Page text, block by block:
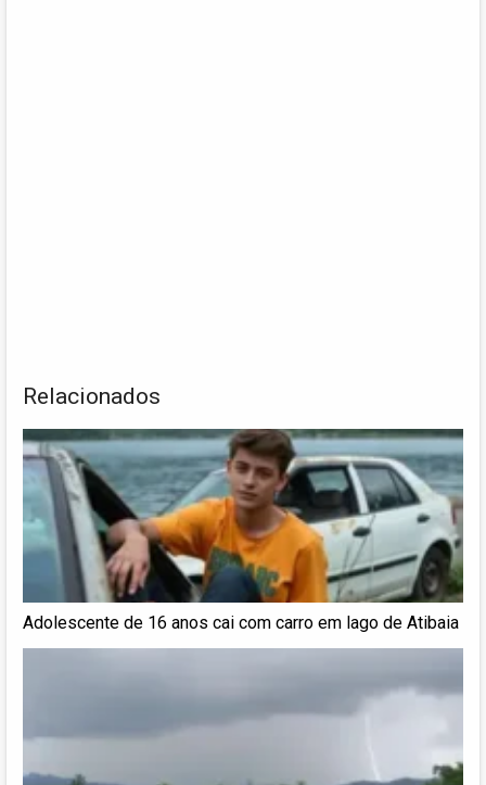
Relacionados
Adolescente de 16 anos cai com carro em lago de Atibaia